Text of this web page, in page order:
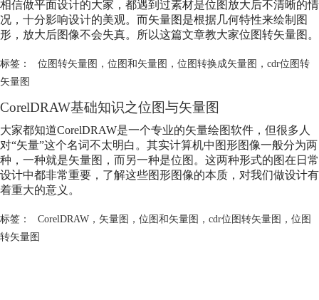
相信做平面设计的大家，都遇到过素材是位图放大后不清晰的情
况，十分影响设计的美观。而矢量图是根据几何特性来绘制图
形，放大后图像不会失真。所以这篇文章教大家位图转矢量图。
标签： 位图转矢量图 ， 位图和矢量图 ， 位图转换成矢量图 ， cdr位图转
矢量图
CorelDRAW基础知识之位图与矢量图
大家都知道CorelDRAW是一个专业的矢量绘图软件，但很多人
对“矢量”这个名词不太明白。其实计算机中图形图像一般分为两
种，一种就是矢量图，而另一种是位图。这两种形式的图在日常
设计中都非常重要，了解这些图形图像的本质，对我们做设计有
着重大的意义。
标签： CorelDRAW， 矢量图 ， 位图和矢量图 ， cdr位图转矢量图 ， 位图
转矢量图